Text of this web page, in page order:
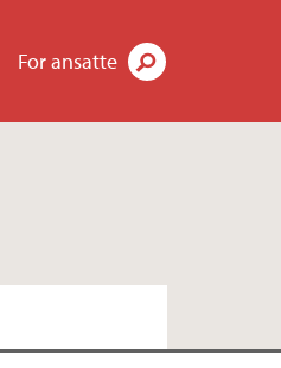
For ansatte